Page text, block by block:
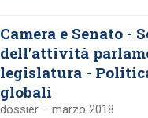
Camera e Senato -
dell'attività
legislatura -
globali
dossier – marzo 2018